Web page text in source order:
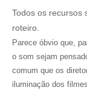
Todos os recursos
roteiro.
Parece óbvio que,
o som sejam
comum que os
iluminação dos